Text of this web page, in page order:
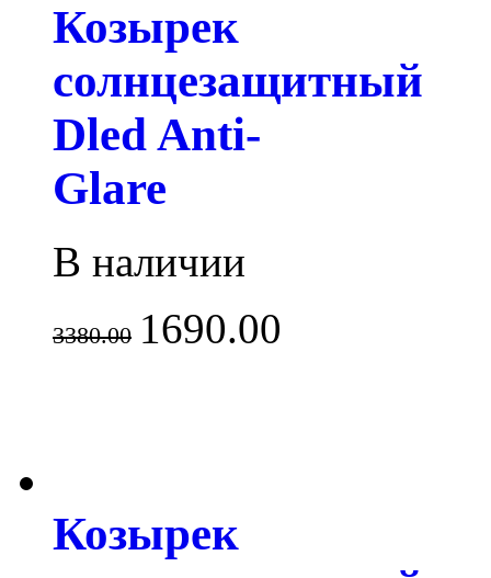
Козырек
солнцезащитный
Dled Anti-
Glare
В наличии
3380.00 1690.00
Козырек